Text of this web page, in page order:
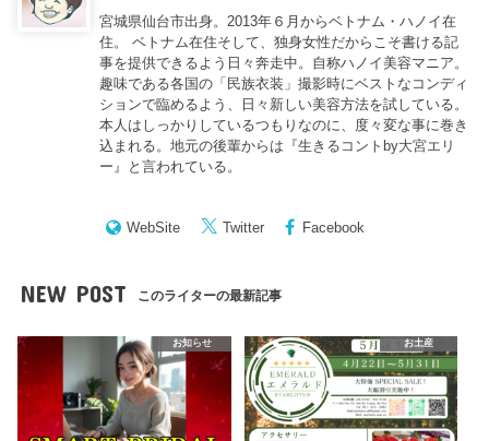
宮城県仙台市出身。2013年６月からベトナム・ハノイ在
住。 ベトナム在住そして、独身女性だからこそ書ける記
事を提供できるよう日々奔走中。自称ハノイ美容マニア。
趣味である各国の「民族衣装」撮影時にベストなコンディ
ションで臨めるよう、日々新しい美容方法を試している。
本人はしっかりしているつもりなのに、度々変な事に巻き
込まれる。地元の後輩からは『生きるコントby大宮エリ
ー 』と言われている。
WebSite Twitter Facebook
NEW POST このライターの最新記事
お知らせ お土産